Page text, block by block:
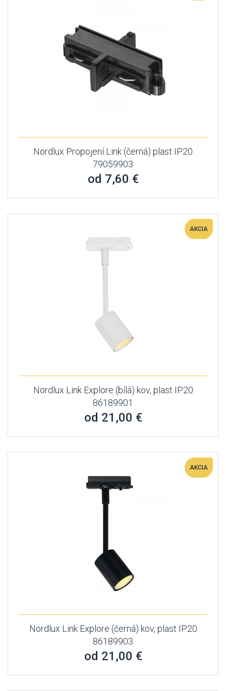
Nordlux Propojení Link (černá) plast IP20
79059903
od 7,60 €
AKCIA
Nordlux Link Explore (bílá) kov, plast IP20
86189901
od 21,00 €
AKCIA
Nordlux Link Explore (černá) kov, plast IP20
86189903
od 21,00 €